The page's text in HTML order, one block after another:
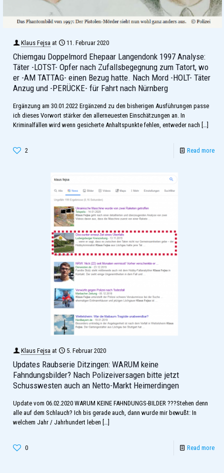
Klaus Fejsa at 11. Februar 2020
Chiemgau Doppelmord Ehepaar Langendonk 1997 Analyse:
Täter -LOTST- Opfer nach Zufallsbegegnung zum Tatort, wo
er -AM TATTAG- einen Bezug hatte. Nach Mord -HOLT- Täter
Anzug und -PERÜCKE- für Fahrt nach Nürnberg
Ergänzung am 30.01.2022 Ergänzend zu den bisherigen Ausführungen passe
ich dieses Vorwort stärker den allerneuesten Einschätzungen an. In
Kriminalfällen wird wenn gesicherte Anhaltspunkte fehlen, entweder nach […]
2 Read more
Klaus Fejsa at 5. Februar 2020
Updates Raubserie Ditzingen: WARUM keine
Fahndungsbilder? Nach Polizeiversagen bitte jetzt
Schusswesten auch an Netto-Markt Heimerdingen
Update vom 06.02.2020 WARUM KEINE FAHNDUNGS-BILDER ???Stehen denn
alle auf dem Schlauch? Ich bis gerade auch, dann wurde mir bewußt: In
welchem Jahr / Jahrhundert leben […]
0 Read more